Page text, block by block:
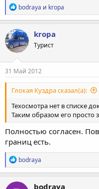
Р
е
а
к
ц
и
и
:
bodraya и kropa
kropa
Турист
31 Май 2012
Глокая Куздра сказал(а):
Техосмотра нет в списке
Таким образом его просто
Полностью согласен.
границ есть.
Р
е
а
к
bodraya
bodraya